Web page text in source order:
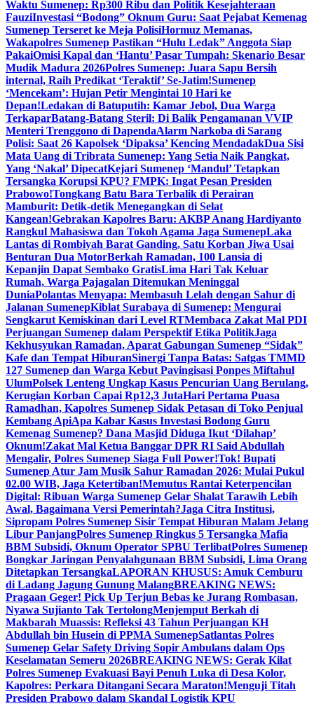
Waktu Sumenep: Rp300 Ribu dan Politik Kesejahteraan
FauziInvestasi “Bodong” Oknum Guru: Saat Pejabat Kemenag
Sumenep Terseret ke Meja PolisiHormuz Memanas,
Wakapolres Sumenep Pastikan “Hulu Ledak” Anggota Siap
PakaiOmisi Kapal dan ‘Hantu’ Pasar Tumpah: Skenario Besar
Mudik Madura 2026Polres Sumenep: Juara Sapu Bersih
internal, Raih Predikat ‘Teraktif’ Se-Jatim!Sumenep
‘Mencekam’: Hujan Petir Mengintai 10 Hari ke
Depan!Ledakan di Batuputih: Kamar Jebol, Dua Warga
TerkaparBatang-Batang Steril: Di Balik Pengamanan VVIP
Menteri Trenggono di DapendaAlarm Narkoba di Sarang
Polisi: Saat 26 Kapolsek ‘Dipaksa’ Kencing MendadakDua Sisi
Mata Uang di Tribrata Sumenep: Yang Setia Naik Pangkat,
Yang ‘Nakal’ DipecatKejari Sumenep ‘Mandul’ Tetapkan
Tersangka Korupsi KPU? FMPK: Ingat Pesan Presiden
Prabowo!Tongkang Batu Bara Terbalik di Perairan
Mamburit: Detik-detik Menegangkan di Selat
Kangean!Gebrakan Kapolres Baru: AKBP Anang Hardiyanto
Rangkul Mahasiswa dan Tokoh Agama Jaga SumenepLaka
Lantas di Rombiyah Barat Ganding, Satu Korban Jiwa Usai
Benturan Dua MotorBerkah Ramadan, 100 Lansia di
Kepanjin Dapat Sembako GratisLima Hari Tak Keluar
Rumah, Warga Pajagalan Ditemukan Meninggal
DuniaPolantas Menyapa: Membasuh Lelah dengan Sahur di
Jalanan SumenepKiblat Surabaya di Sumenep: Mengurai
Sengkarut Kemiskinan dari Level RTMembaca Zakat Mal PDI
Perjuangan Sumenep dalam Perspektif Etika PolitikJaga
Kekhusyukan Ramadan, Aparat Gabungan Sumenep “Sidak”
Kafe dan Tempat HiburanSinergi Tanpa Batas: Satgas TMMD
127 Sumenep dan Warga Kebut Pavingisasi Ponpes Miftahul
UlumPolsek Lenteng Ungkap Kasus Pencurian Uang Berulang,
Kerugian Korban Capai Rp12,3 JutaHari Pertama Puasa
Ramadhan, Kapolres Sumenep Sidak Petasan di Toko Penjual
Kembang ApiApa Kabar Kasus Investasi Bodong Guru
Kemenag Sumenep? Dana Masjid Diduga Ikut ‘Dilahap’
Oknum!Zakat Mal Ketua Banggar DPR RI Said Abdullah
Mengalir, Polres Sumenep Siaga Full Power!Tok! Bupati
Sumenep Atur Jam Musik Sahur Ramadan 2026: Mulai Pukul
02.00 WIB, Jaga Ketertiban!Memutus Rantai Keterpencilan
Digital: Ribuan Warga Sumenep Gelar Shalat Tarawih Lebih
Awal, Bagaimana Versi Pemerintah?Jaga Citra Institusi,
Sipropam Polres Sumenep Sisir Tempat Hiburan Malam Jelang
Libur PanjangPolres Sumenep Ringkus 5 Tersangka Mafia
BBM Subsidi, Oknum Operator SPBU TerlibatPolres Sumenep
Bongkar Jaringan Penyalahgunaan BBM Subsidi, Lima Orang
Ditetapkan TersangkaLAPORAN KHUSUS: Amuk Cemburu
di Ladang Jagung Gunung MalangBREAKING NEWS:
Pragaan Geger! Pick Up Terjun Bebas ke Jurang Rombasan,
Nyawa Sujianto Tak TertolongMenjemput Berkah di
Makbarah Muassis: Refleksi 43 Tahun Perjuangan KH
Abdullah bin Husein di PPMA SumenepSatlantas Polres
Sumenep Gelar Safety Driving Sopir Ambulans dalam Ops
Keselamatan Semeru 2026BREAKING NEWS: Gerak Kilat
Polres Sumenep Evakuasi Bayi Penuh Luka di Desa Kolor,
Kapolres: Perkara Ditangani Secara Maraton!Menguji Titah
Presiden Prabowo dalam Skandal Logistik KPU